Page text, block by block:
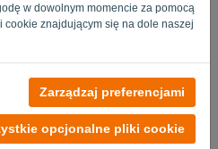
w dowolnym momencie za pomocą
znajdującym się na dole naszej
Zarządzaj preferencjami
opcjonalne pliki cookie